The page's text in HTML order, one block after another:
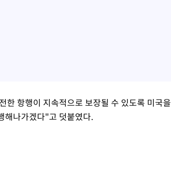
한 항행이 지속적으로 보장될 수 있도록 미국을
해나가겠다"고 덧붙였다.